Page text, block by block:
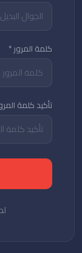
كلمة المرور *
تأكيد كلمة